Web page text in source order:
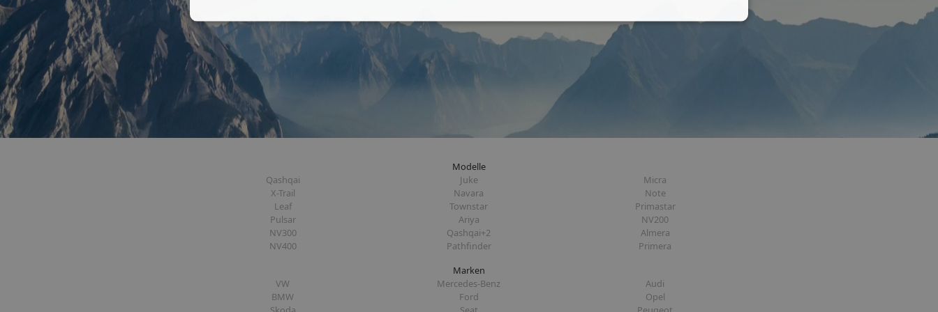
Modelle
Qashqai
Juke
Micra
X-Trail
Navara
Note
Leaf
Townstar
Primastar
Pulsar
Ariya
NV200
NV300
Qashqai+2
Almera
NV400
Pathfinder
Primera
Marken
VW
Mercedes-Benz
Audi
BMW
Ford
Opel